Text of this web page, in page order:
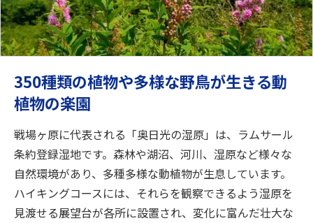
350種類の植物や多様な野鳥が生きる動
植物の楽園
戦場ヶ原に代表される「奥日光の湿原」は、ラムサール
条約登録湿地です。森林や湖沼、河川、湿原など様々な
自然環境があり、多種多様な動植物が生息しています。
ハイキングコースには、それらを観察できるよう湿原を
見渡せる展望台が各所に設置され、変化に富んだ壮大な